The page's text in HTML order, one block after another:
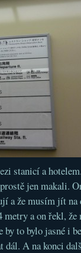
stanicí a
jen makali.
a že musím jít na
metry a on řekl,
by to bylo jasné i
dál. A na konci